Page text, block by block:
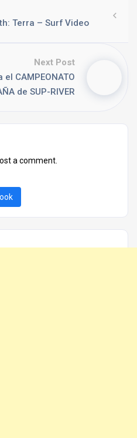
Terra – Surf Video
Next Post
el CAMPEONATO
de SUP-RIVER
a comment.